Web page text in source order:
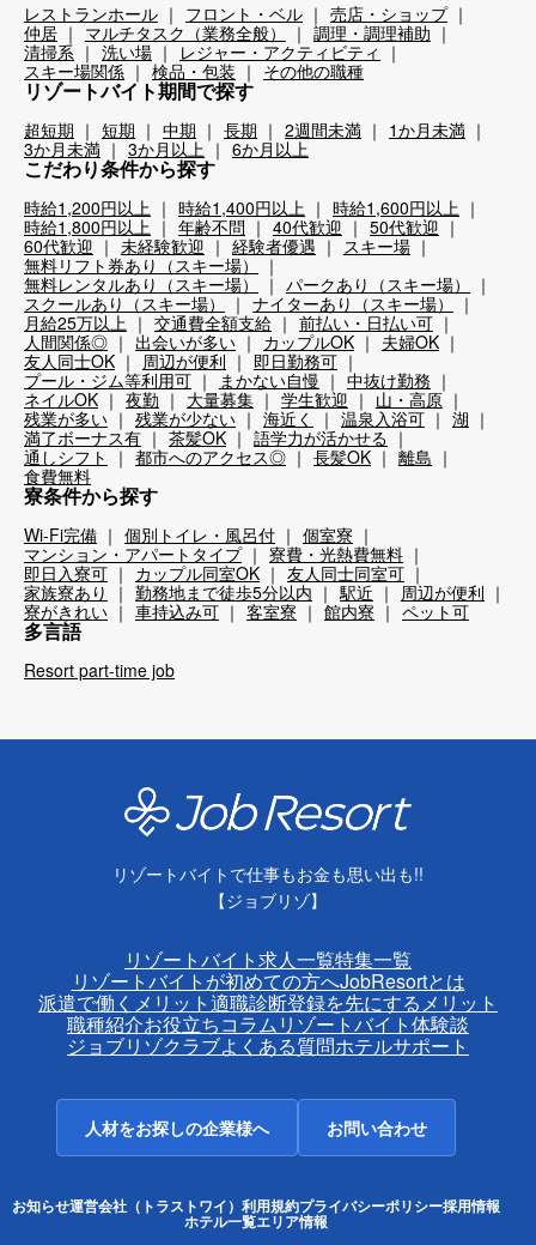
レストランホール フロント・ベル
売店・ショップ
仲居
マルチタスク（業務全般）
調理・調理補助
清掃系
洗い場
レジャー・アクティビティ
スキー場関係
検品・包装 その他の職種
リゾートバイト期間で探す
超短期 短期 中期 長期 2週間未満
1か月未満
3か月未満
3か月以上 6か月以上
こだわり条件から探す
時給1,200円以上 時給1,400円以上
時給1,600円以上
時給1,800円以上
年齢不問 40代歓迎
50代歓迎
60代歓迎
未経験歓迎 経験者優遇
スキー場
無料リフト券あり（スキー場）
無料レンタルあり（スキー場）
パークあり（スキー場）
スクールあり（スキー場）
ナイターあり（スキー場）
月給25万以上
交通費全額支給
前払い・日払い可
人間関係◎
出会いが多い カップルOK
夫婦OK
友人同士OK
周辺が便利
即日勤務可
プール・ジム等利用可
まかない自慢
中抜け勤務
ネイルOK
夜勤 大量募集 学生歓迎
山・高原
残業が多い
残業が少ない 海近く 温泉入浴可
湖
満了ボーナス有
茶髪OK
語学力が活かせる
通しシフト
都市へのアクセス◎ 長髪OK
離島
食費無料
寮条件から探す
Wi-Fi完備 個別トイレ・風呂付
個室寮
マンション・アパートタイプ
寮費・光熱費無料
即日入寮可
カップル同室OK
友人同士同室可
家族寮あり
勤務地まで徒歩5分以内 駅近
周辺が便利
寮がきれい
車持込み可 客室寮 館内寮 ペット可
多言語
Resort part-time job
リゾートバイトで仕事もお金も思い出も!!
【ジョブリゾ】
リゾートバイト求人一覧特集一覧
リゾートバイトが初めての方へJobResortとは
派遣で働くメリット適職診断登録を先にするメリット
職種紹介お役立ちコラムリゾートバイト体験談
ジョブリゾクラブよくある質問ホテルサポート
人材をお探しの企業様へ お問い合わせ
お知らせ運営会社（トラストワイ） 利用規約プライバシーポリシー採用情報
ホテル一覧エリア情報